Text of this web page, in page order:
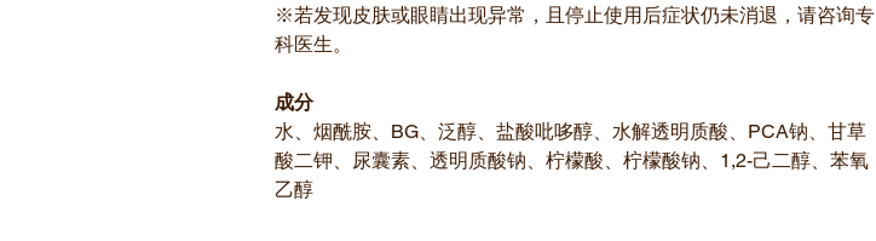
※若发现皮肤或眼睛出现异常，且停止使用后症状仍未消退，请咨询专
科医生。
成分
水、烟酰胺、BG、泛醇、盐酸吡哆醇、水解透明质酸、PCA钠、甘草
酸二钾、尿囊素、透明质酸钠、柠檬酸、柠檬酸钠、1,2-己二醇、苯氧
乙醇